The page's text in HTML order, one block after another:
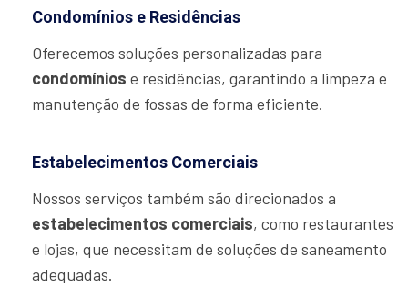
Condomínios e Residências
Oferecemos soluções personalizadas para
condomínios e residências, garantindo a limpeza e
manutenção de fossas de forma eficiente.
Estabelecimentos Comerciais
Nossos serviços também são direcionados a
estabelecimentos comerciais, como restaurantes
e lojas, que necessitam de soluções de saneamento
adequadas.